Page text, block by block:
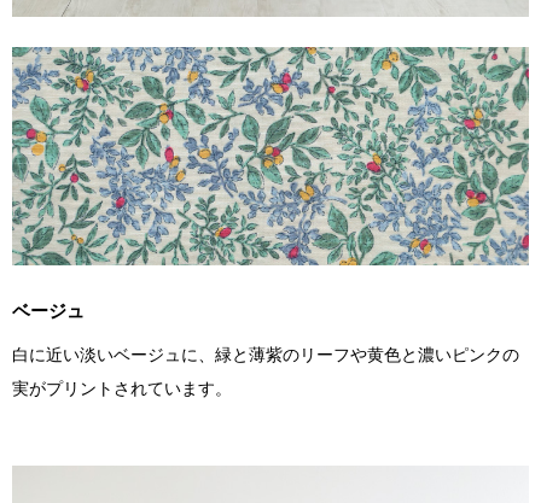
ベージュ
白に近い淡いベージュに、緑と薄紫のリーフや黄色と濃いピンクの
実がプリントされています。